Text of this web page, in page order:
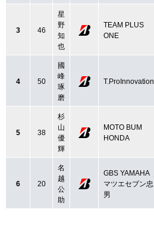
3 46
星
野
知
也
TEAM PLUS
ONE
4 50
國
峰
琢
磨
T.ProInnovation
5 38
杉
山
優
輝
MOTO BUM
HONDA
6 20
名
越
公
助
GBS YAMAHA
マツエセブン忠
男